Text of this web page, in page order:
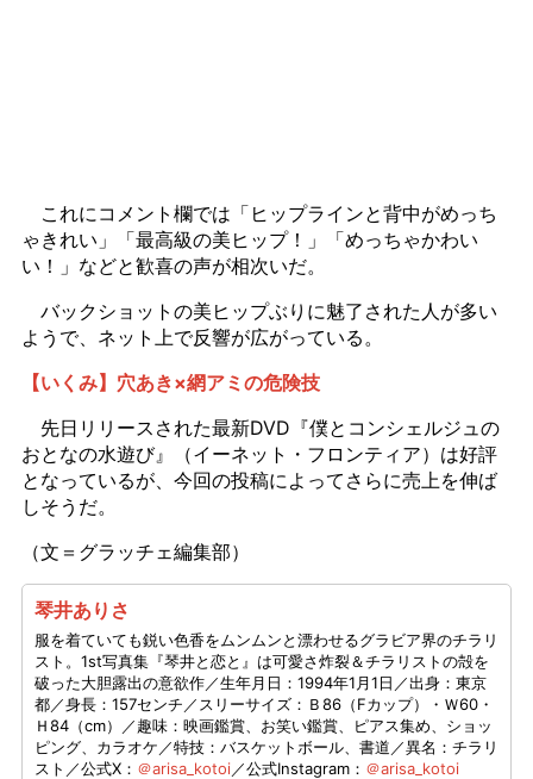
これにコメント欄では「ヒップラインと背中がめっち
ゃきれい」「最高級の美ヒップ！」「めっちゃかわい
い！」などと歓喜の声が相次いだ。
バックショットの美ヒップぶりに魅了された人が多い
ようで、ネット上で反響が広がっている。
【いくみ】穴あき×網アミの危険技
先日リリースされた最新DVD『僕とコンシェルジュの
おとなの水遊び』（イーネット・フロンティア）は好評
となっているが、今回の投稿によってさらに売上を伸ば
しそうだ。
（文＝グラッチェ編集部）
琴井ありさ
服を着ていても鋭い色香をムンムンと漂わせるグラビア界のチラリ
スト。1st写真集『琴井と恋と』は可愛さ炸裂＆チラリストの殻を
破った大胆露出の意欲作／生年月日：1994年1月1日／出身：東京
都／身長：157センチ／スリーサイズ：Ｂ86（Fカップ）・Ｗ60・
Ｈ84（cm）／趣味：映画鑑賞、お笑い鑑賞、ピアス集め、ショッ
ピング、カラオケ／特技：バスケットボール、書道／異名：チラリ
スト／公式X： ＠arisa_kotoi／公式Instagram： ＠arisa_kotoi